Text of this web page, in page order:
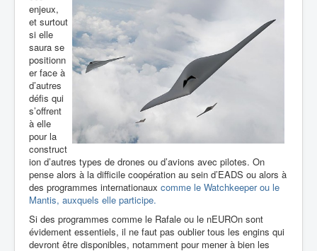
enjeux,
et surtout
si elle
saura se
positionn
er face à
d’autres
défis qui
s’offrent
à elle
pour la
construct
ion d’autres types de drones ou d’avions avec pilotes. On
pense alors à la difficile coopération au sein d’EADS ou alors à
des programmes internationaux comme le Watchkeeper ou le
Mantis, auxquels elle participe.
Si des programmes comme le Rafale ou le nEUROn sont
évidement essentiels, il ne faut pas oublier tous les engins qui
devront être disponibles, notamment pour mener à bien les